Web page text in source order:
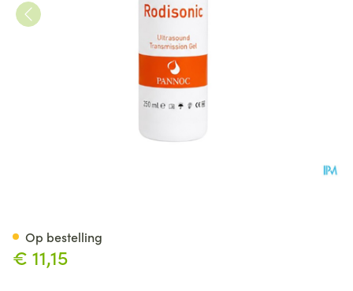
€ 11,15
Op bestelling